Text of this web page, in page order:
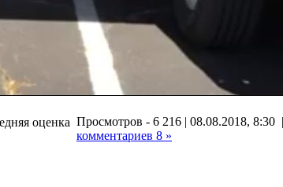
оценка Просмотров - 6 216 | 08.08.2018, 8:30 |
комментариев 8 »